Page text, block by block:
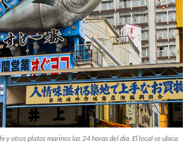
y otros platos marinos las 24 horas del día. El local se ubica